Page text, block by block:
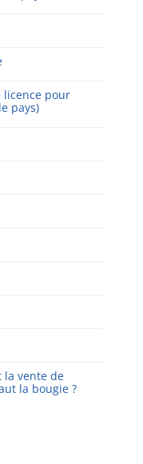
licence pour
pays)
la vente de
la bougie ?